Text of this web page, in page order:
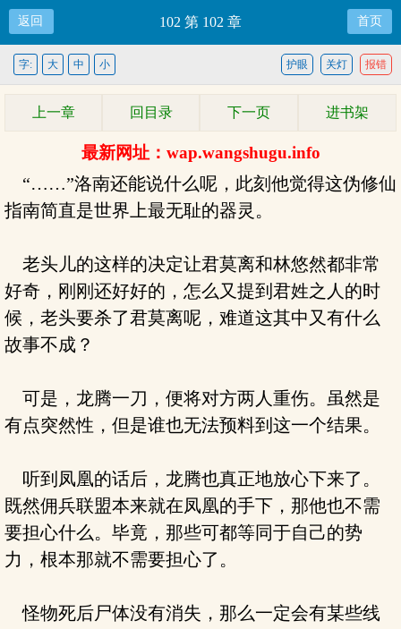
返回 102 第 102 章 首页
报错
关灯
护眼
字: 大 中 小
上一章 回目录 下一页 进书架
最新网址：wap.wangshugu.info
“……”洛南还能说什么呢，此刻他觉得这伪修仙
指南简直是世界上最无耻的器灵。
老头儿的这样的决定让君莫离和林悠然都非常
好奇，刚刚还好好的，怎么又提到君姓之人的时
候，老头要杀了君莫离呢，难道这其中又有什么
故事不成？
可是，龙腾一刀，便将对方两人重伤。虽然是
有点突然性，但是谁也无法预料到这一个结果。
听到凤凰的话后，龙腾也真正地放心下来了。
既然佣兵联盟本来就在凤凰的手下，那他也不需
要担心什么。毕竟，那些可都等同于自己的势
力，根本那就不需要担心了。
怪物死后尸体没有消失，那么一定会有某些线